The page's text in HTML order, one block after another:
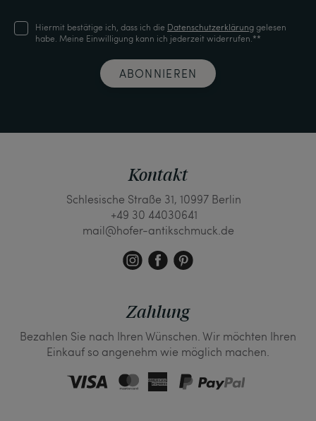
Hiermit bestätige ich, dass ich die Daten­schutz­erklärunggelesen
habe. Meine Einwilligung kann ich jederzeit widerrufen.**
ABONNIEREN
Kontakt
Schlesische Straße 31, 10997 Berlin
+49 30 44030641
mail@hofer-antikschmuck.de
Zahlung
Bezahlen Sie nach Ihren Wünschen. Wir möchten Ihren
Einkauf so angenehm wie möglich machen.